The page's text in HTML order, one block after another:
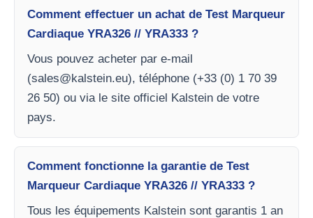
Comment effectuer un achat de Test Marqueur
Cardiaque YRA326 // YRA333 ?
Vous pouvez acheter par e-mail
(sales@kalstein.eu), téléphone (+33 (0) 1 70 39
26 50) ou via le site officiel Kalstein de votre
pays.
Comment fonctionne la garantie de Test
Marqueur Cardiaque YRA326 // YRA333 ?
Tous les équipements Kalstein sont garantis 1 an